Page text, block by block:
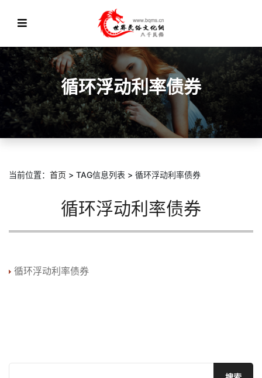
循环浮动利率债券
当前位置： 首页 > TAG信息列表 > 循环浮动利率债券
循环浮动利率债券
循环浮动利率债券